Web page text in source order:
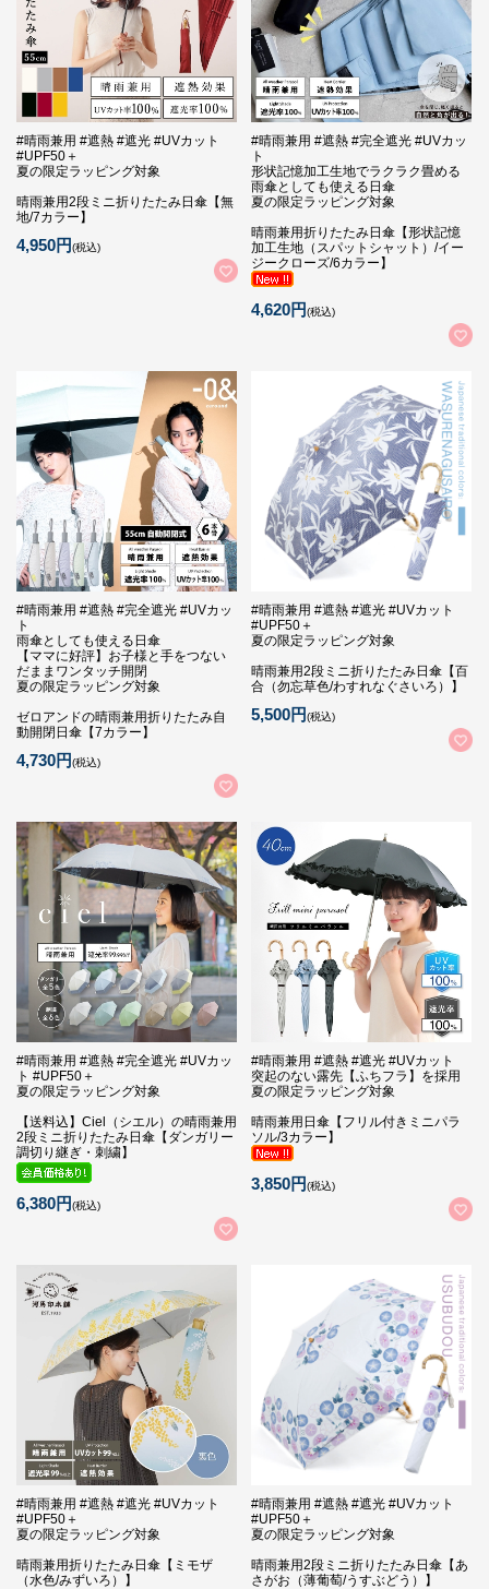
#晴雨兼用 #遮熱 #遮光 #UVカット
#UPF50＋
夏の限定ラッピング対象
晴雨兼用2段ミニ折りたたみ日傘【無
地/7カラー】
4,950円(税込)
#晴雨兼用 #遮熱 #完全遮光 #UVカッ
ト
形状記憶加工生地でラクラク畳める
雨傘としても使える日傘
夏の限定ラッピング対象
晴雨兼用折りたたみ日傘【形状記憶
加工生地（スパットシャット）/イー
ジークローズ/6カラー】
4,620円(税込)
#晴雨兼用 #遮熱 #完全遮光 #UVカッ
ト
雨傘としても使える日傘
【ママに好評】お子様と手をつない
だままワンタッチ開閉
夏の限定ラッピング対象
ゼロアンドの晴雨兼用折りたたみ自
動開閉日傘【7カラー】
4,730円(税込)
#晴雨兼用 #遮熱 #遮光 #UVカット
#UPF50＋
夏の限定ラッピング対象
晴雨兼用2段ミニ折りたたみ日傘【百
合（勿忘草色/わすれなぐさいろ）】
5,500円(税込)
#晴雨兼用 #遮熱 #完全遮光 #UVカッ
ト #UPF50＋
夏の限定ラッピング対象
【送料込】Ciel（シエル）の晴雨兼用
2段ミニ折りたたみ日傘【ダンガリー
調切り継ぎ・刺繍】
6,380円(税込)
#晴雨兼用 #遮熱 #遮光 #UVカット
突起のない露先【ふちフラ】を採用
夏の限定ラッピング対象
晴雨兼用日傘【フリル付きミニパラ
ソル/3カラー】
3,850円(税込)
#晴雨兼用 #遮熱 #遮光 #UVカット
#UPF50＋
夏の限定ラッピング対象
晴雨兼用折りたたみ日傘【ミモザ
（水色/みずいろ）】
#晴雨兼用 #遮熱 #遮光 #UVカット
#UPF50＋
夏の限定ラッピング対象
晴雨兼用2段ミニ折りたたみ日傘【あ
さがお（薄葡萄/うすぶどう）】